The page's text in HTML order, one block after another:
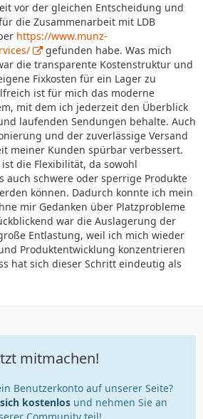
vor der gleichen Entscheidung und
die Zusammenarbeit mit LDB
https://www.munz-
gefunden habe. Was mich
die transparente Kostenstruktur und
Fixkosten für ein Lager zu
ist für mich das moderne
mit dem ich jederzeit den Überblick
laufenden Sendungen behalte. Auch
und der zuverlässige Versand
meiner Kunden spürbar verbessert.
die Flexibilität, da sowohl
auch schwere oder sperrige Produkte
können. Dadurch konnte ich mein
mir Gedanken über Platzprobleme
war die Auslagerung der
Entlastung, weil ich mich wieder
Produktentwicklung konzentrieren
hat sich dieser Schritt eindeutig als
mitmachen!
Benutzerkonto auf unserer Seite?
kostenlosund nehmen Sie an